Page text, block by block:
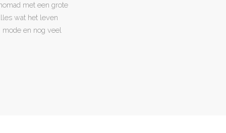
met een grote
wat het leven
en nog veel